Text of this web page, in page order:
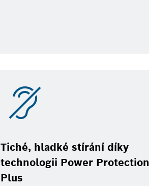
Tiché, hladké stírání díky
technologii Power Protection
Plus